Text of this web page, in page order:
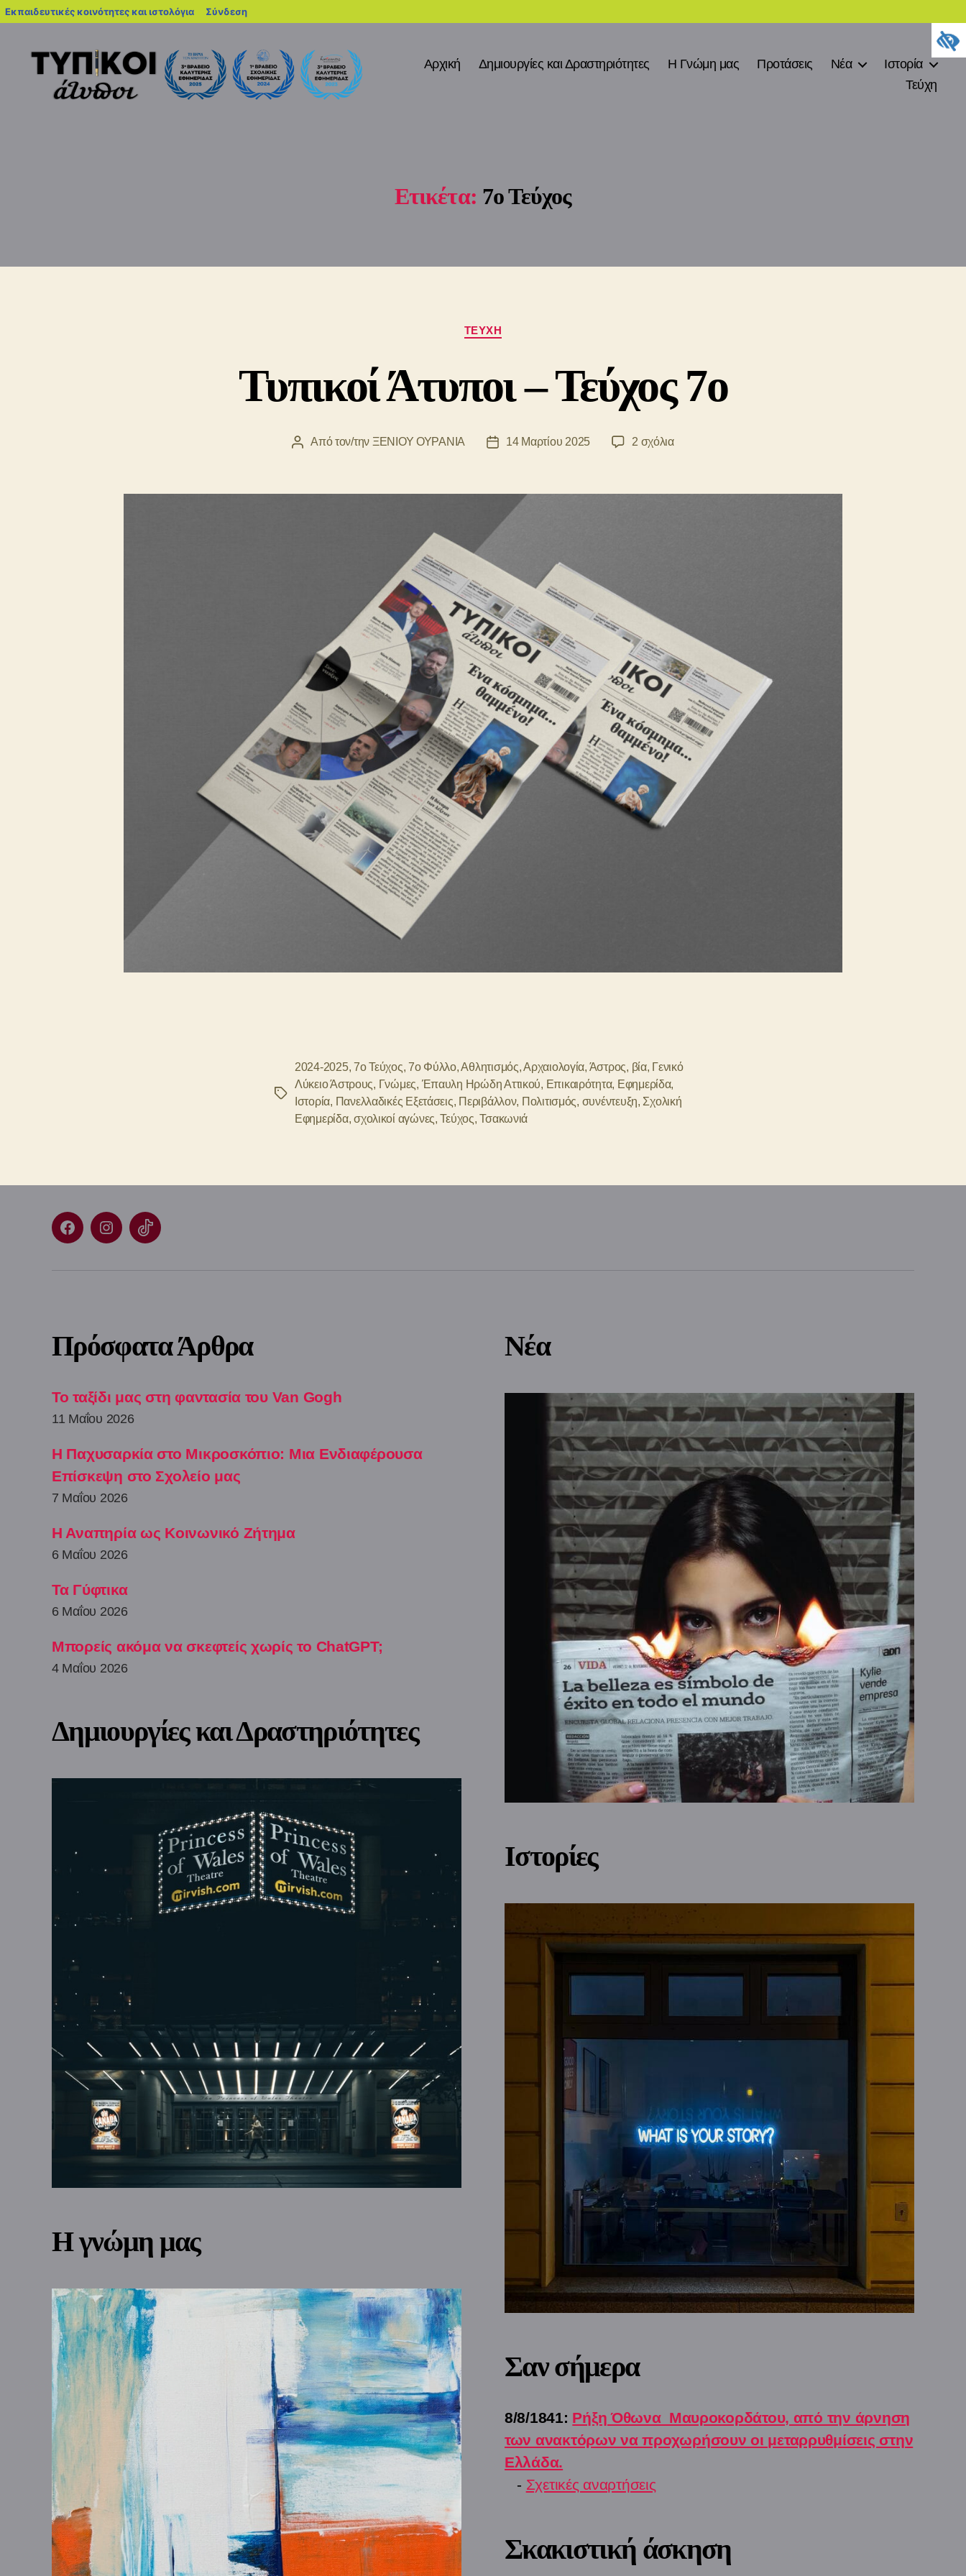
Εκπαιδευτικές κοινότητες και ιστολόγια blogs.sch.gr
Σύνδεση
Αρχική Δημιουργίες και Δραστηριότητες Η Γνώμη μας Προτάσεις Νέα
Ιστορία
Τεύχη
Ετικέτα: 7ο Τεύχος
Κατηγορίες
ΤΕΎΧΗ
Τυπικοί Άτυποι – Τεύχος 7ο
Συντάκτης
Από τον/την ΞΕΝΙΟΥ ΟΥΡΑΝΙΑ
Ημ.14 Μαρτίου 2025 2 σχόλιαστο
–
Ετικέτες
2024-2025,7ο Τεύχος,7ο Φύλλο,Αθλητισμός,Αρχαιολογία, Άστρος, βία, Γενικό
Λύκειο Άστρους, Γνώμες, Έπαυλη Ηρώδη Αττικού, Επικαιρότητα, Εφημερίδα,
Ιστορία, Πανελλαδικές Εξετάσεις, Περιβάλλον, Πολιτισμός, συνέντευξη, Σχολική
Εφημερίδα,σχολικοί αγώνες,Τεύχος,Τσακωνιά
FacebookInstagram
TikTok
Πρόσφατα Άρθρα
Το ταξίδι μας στη φαντασία του Van Gogh
11 Μαΐου 2026
Η Παχυσαρκία στο Μικροσκόπιο: Μια Ενδιαφέρουσα
Επίσκεψη στο Σχολείο μας
7 Μαΐου 2026
Η Αναπηρία ως Κοινωνικό Ζήτημα
6 Μαΐου 2026
Τα Γύφτικα
6 Μαΐου 2026
Μπορείς ακόμα να σκεφτείς χωρίς το ChatGPT;
4 Μαΐου 2026
Δημιουργίες και Δραστηριότητες
Η γνώμη μας
Νέα
Ιστορίες
Σαν σήμερα
8/8/1841: Ρήξη Όθωνα  Μαυροκορδάτου, από την άρνηση
των ανακτόρων να προχωρήσουν οι μεταρρυθμίσεις στην
Ελλάδα.
- Σχετικές αναρτήσεις
Σκακιστική άσκηση